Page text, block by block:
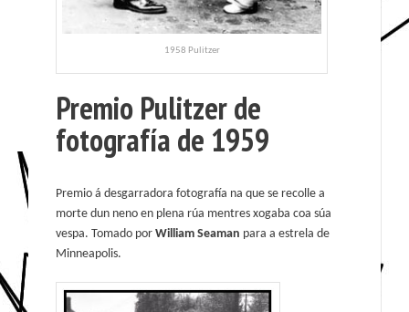
1958 Pulitzer
Premio Pulitzer de
fotografía de 1959
Premio á desgarradora fotografía na que se recolle a
morte dun neno en plena rúa mentres xogaba coa súa
vespa. Tomado porWilliam Seaman para a estrela de
Minneapolis.